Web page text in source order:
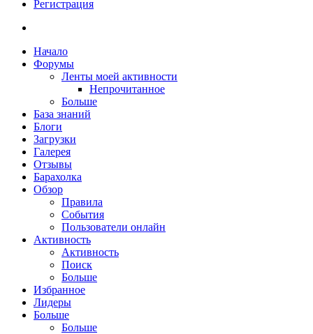
Регистрация
Начало
Форумы
Ленты моей активности
Непрочитанное
Больше
База знаний
Блоги
Загрузки
Галерея
Отзывы
Барахолка
Обзор
Правила
События
Пользователи онлайн
Активность
Активность
Поиск
Больше
Избранное
Лидеры
Больше
Больше